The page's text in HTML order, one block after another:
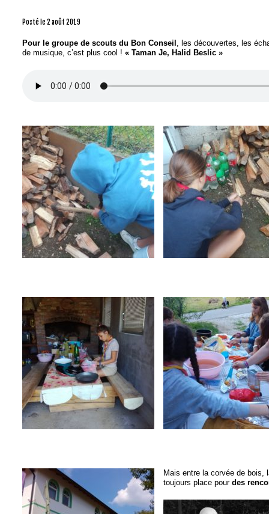
Posté le 2 août 2019
Pour le groupe de scouts du Bon Conseil , les découvertes, les
de musique, c’est plus cool ! « Taman Je, Halid Beslic »
Mais entre la corvée de
toujours place pourdes